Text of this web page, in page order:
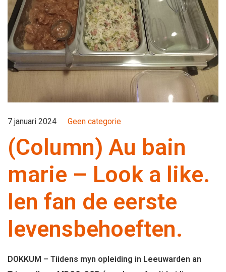
7 januari 2024 Geen categorie
(Column) Au bain
marie – Look a like.
Ien fan de eerste
levensbehoeften.
DOKKUM – Tiidens myn opleiding in Leeuwarden an